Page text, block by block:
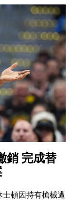
銷 完成替
士頓因持有槍械遭